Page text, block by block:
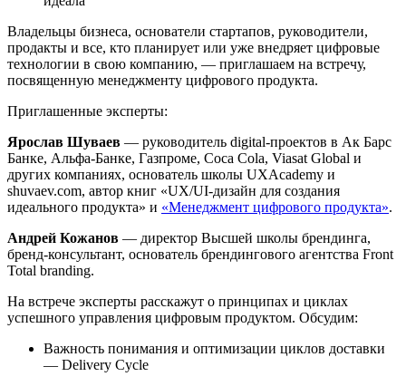
Владельцы бизнеса, основатели стартапов, руководители,
продакты и все, кто планирует или уже внедряет цифровые
технологии в свою компанию, — приглашаем на встречу,
посвященную менеджменту цифрового продукта.
Приглашенные эксперты:
Ярослав Шуваев — руководитель digital-проектов в Ак Барс
Банке, Альфа-Банке, Газпроме, Coca Cola, Viasat Global и
других компаниях, основатель школы UXAcademy и
shuvaev.com, автор книг «UX/UI-дизайн для создания
идеального продукта» и «Менеджмент цифрового продукта».
Андрей Кожанов — директор Высшей школы брендинга,
бренд-консультант, основатель брендингового агентства Front
Total branding.
На встрече эксперты расскажут о принципах и циклах
успешного управления цифровым продуктом. Обсудим:
Важность понимания и оптимизации циклов доставки
— Delivery Cycle